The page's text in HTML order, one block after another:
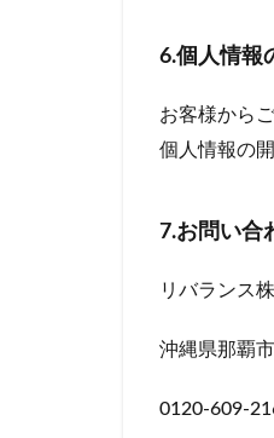
6.個人情報
お客様から
個人情報の
7.お問い合
リバランス
沖縄県那覇
0120-609-